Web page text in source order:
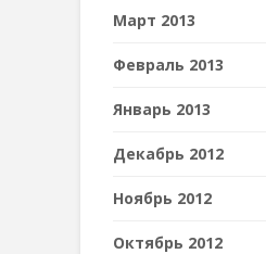
Март 2013
Февраль 2013
Январь 2013
Декабрь 2012
Ноябрь 2012
Октябрь 2012